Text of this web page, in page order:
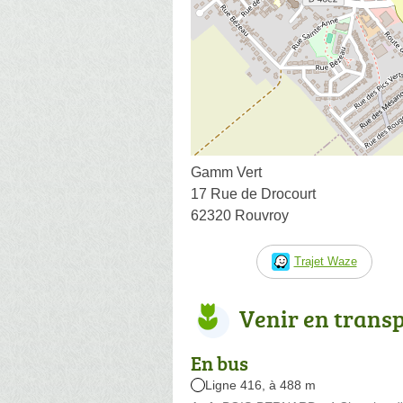
Gamm Vert
17 Rue de Drocourt
62320 Rouvroy
Trajet Waze
Venir en
En bus
Ligne 416, à 488 m